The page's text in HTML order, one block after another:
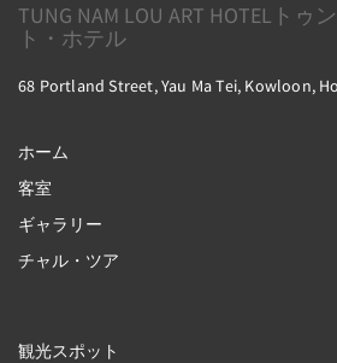
TUNG NAM LOU ART HOTELト
ト・ホテル
68 Portland Street, Yau Ma Tei, Kowloon,
ホーム
客室
ギャラリー
チャル・ツア
観光スポット